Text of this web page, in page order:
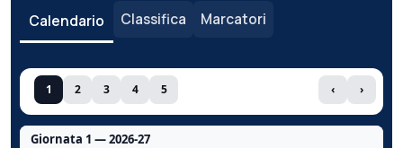
Calendario Classifica Marcatori
1 2 3 4 5 ‹ ›
Giornata 1 — 2026-27